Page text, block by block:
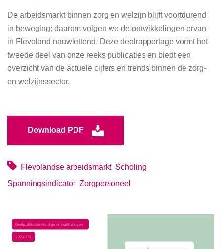
De arbeidsmarkt binnen zorg en welzijn blijft voortdurend
in beweging; daarom volgen we de ontwikkelingen ervan
in Flevoland nauwlettend. Deze deelrapportage vormt het
tweede deel van onze reeks publicaties en biedt een
overzicht van de actuele cijfers en trends binnen de zorg-
en welzijnssector.
Download PDF
Flevolandse arbeidsmarkt Scholing
Spanningsindicator Zorgpersoneel